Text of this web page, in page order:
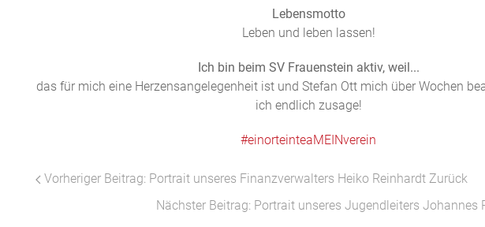
Lebensmotto
Leben und leben lassen!
Ich bin beim SV Frauenstein aktiv, weil...
das für mich eine Herzensangelegenheit ist und Stefan Ott mich über Wochen
ich endlich zusage!
#einorteinteaMEINverein
Vorheriger Beitrag: Portrait unseres Finanzverwalters Heiko Reinhardt Zurück
Nächster Beitrag: Portrait unseres Jugendleiters Johannes